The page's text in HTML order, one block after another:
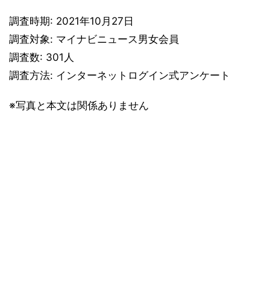
調査時期: 2021年10月27日
調査対象: マイナビニュース男女会員
調査数: 301人
調査方法: インターネットログイン式アンケート
※写真と本文は関係ありません